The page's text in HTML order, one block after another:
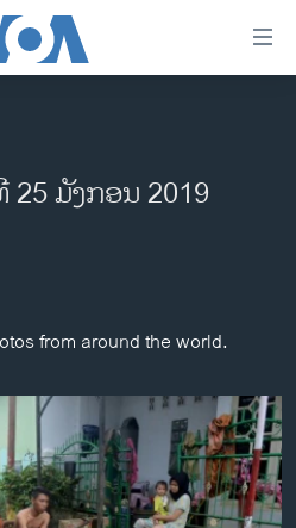
ະລັດ 2024
25 ມັງກອນ 2019
from around the world.